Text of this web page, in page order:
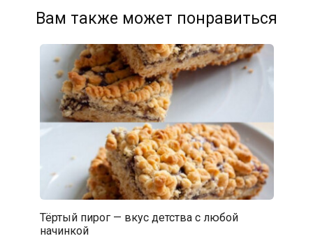
Вам также может понравиться
Тёртый пирог — вкус детства с любой
начинкой